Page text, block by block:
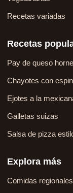
Recetas variadas
Recetas
Pay de queso
Chayotes con
Ejotes a la
Galletas suizas
Salsa de pizza
Explora más
Comidas regionales